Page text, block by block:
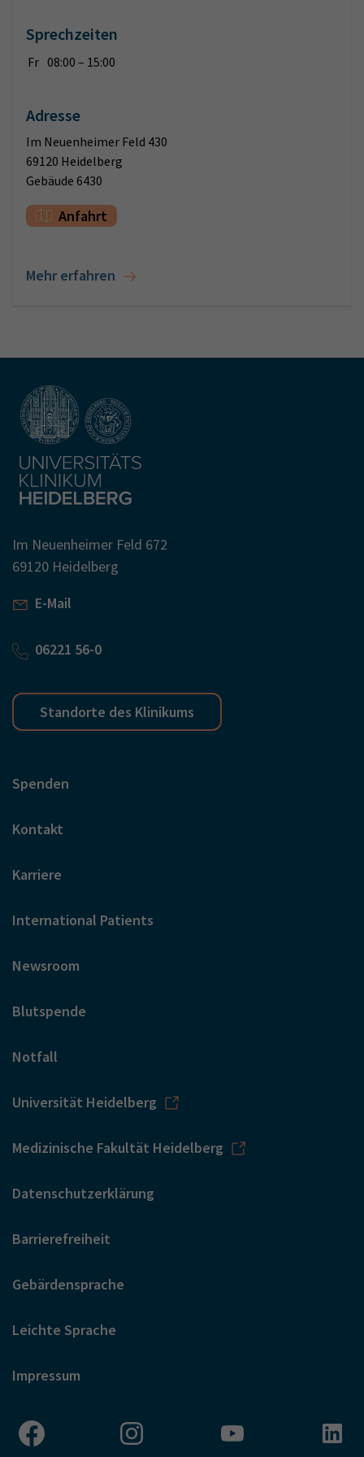
Sprechzeiten
Fr 08:00 – 15:00
Adresse
Im Neuenheimer Feld 430
69120 Heidelberg
Gebäude 6430
Anfahrt
Mehr erfahren
Im Neuenheimer Feld 672
69120 Heidelberg
E-Mail
06221 56-0
Standorte des Klinikums
Spenden
Kontakt
Karriere
International Patients
Newsroom
Blutspende
Notfall
Universität Heidelberg
Medizinische Fakultät Heidelberg
Datenschutzerklärung
Barrierefreiheit
Gebärdensprache
Leichte Sprache
Impressum